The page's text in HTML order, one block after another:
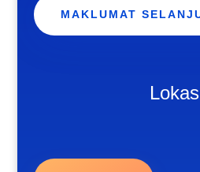
MAKLUMAT